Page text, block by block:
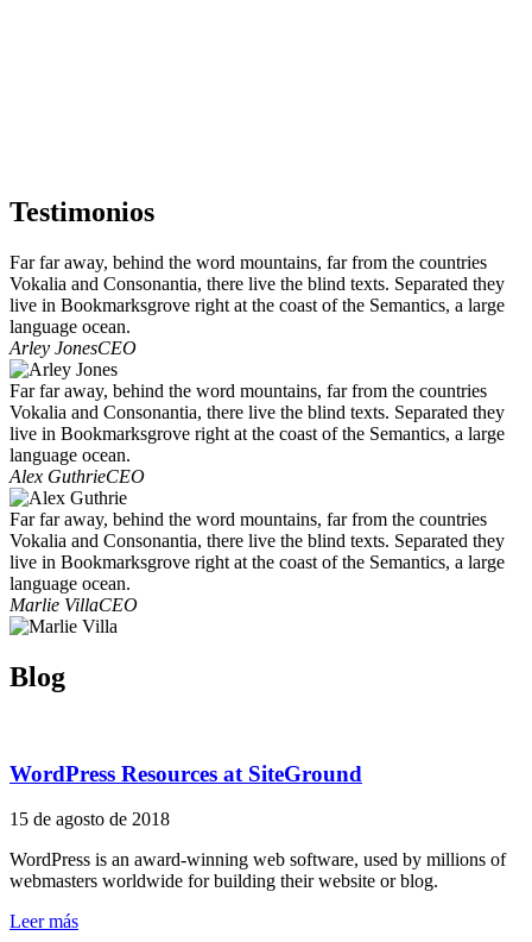
Testimonios
Far far away, behind the word mountains, far from the countries
Vokalia and Consonantia, there live the blind texts. Separated they
live in Bookmarksgrove right at the coast of the Semantics, a large
language ocean.
Arley JonesCEO
Far far away, behind the word mountains, far from the countries
Vokalia and Consonantia, there live the blind texts. Separated they
live in Bookmarksgrove right at the coast of the Semantics, a large
language ocean.
Alex GuthrieCEO
Far far away, behind the word mountains, far from the countries
Vokalia and Consonantia, there live the blind texts. Separated they
live in Bookmarksgrove right at the coast of the Semantics, a large
language ocean.
Marlie VillaCEO
Blog
WordPress Resources at SiteGround
15 de agosto de 2018
WordPress is an award-winning web software, used by millions of
webmasters worldwide for building their website or blog.
Leer más